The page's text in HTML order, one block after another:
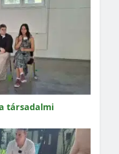
társadalmi